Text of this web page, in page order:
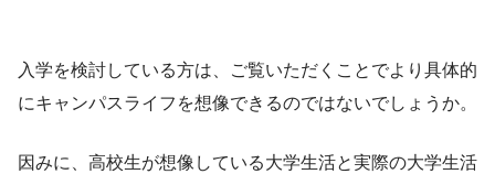
入学を検討している方は、ご覧いただくことでより具体的
にキャンパスライフを想像できるのではないでしょうか。
因みに、高校生が想像している大学生活と実際の大学生活